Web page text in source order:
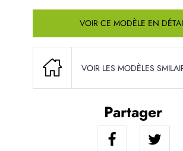
VOIR CE MODÈLE EN
VOIR LES MODÈLES
Partager